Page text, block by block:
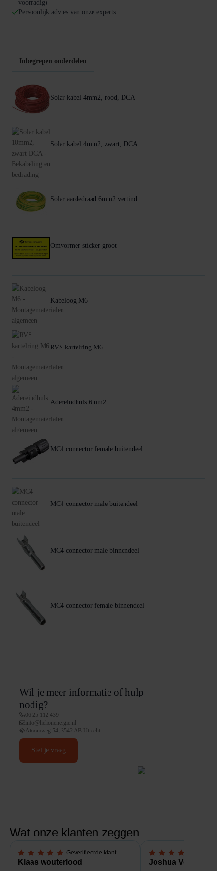
voorradig)
Persoonlijk advies van onze experts
Inbegrepen onderdelen
Solar kabel 4mm2, rood, DCA
Solar kabel 4mm2, zwart, DCA
Solar aardedraad 6mm2 vertind
Omvormer sticker groot
Kabeloog M6
RVS kartelring M6
Adereindhuls 6mm2
MC4 connector female buitendeel
MC4 connector male buitendeel
MC4 connector male binnendeel
MC4 connector female binnendeel
Wil je meer informatie of hulp
nodig?
06 25 112 439
info@helionenergie.nl
Atoomweg 54, 3542 AB Utrecht
Stel je vraag
Wat onze klanten zeggen
Geverifieerde klant
5,0 van 5 sterren
Klaas wouterlood
5,0 van 5 sterren
Joshua Verdonk